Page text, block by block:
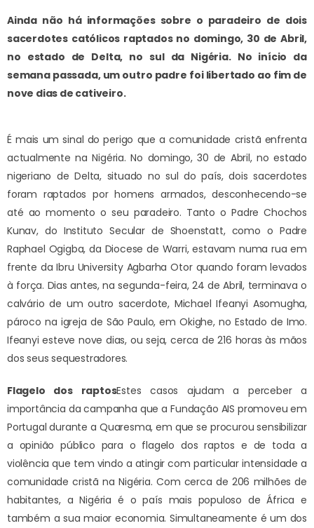
Ainda não há informações sobre o paradeiro de dois
sacerdotes católicos raptados no domingo, 30 de Abril,
no estado de Delta, no sul da Nigéria. No início da
semana passada, um outro padre foi libertado ao fim de
nove dias de cativeiro.
É mais um sinal do perigo que a comunidade cristã enfrenta
actualmente na Nigéria. No domingo, 30 de Abril, no estado
nigeriano de Delta, situado no sul do país, dois sacerdotes
foram raptados por homens armados, desconhecendo-se
até ao momento o seu paradeiro. Tanto o Padre Chochos
Kunav, do Instituto Secular de Shoenstatt, como o Padre
Raphael Ogigba, da Diocese de Warri, estavam numa rua em
frente da Ibru University Agbarha Otor quando foram levados
à força. Dias antes, na segunda-feira, 24 de Abril, terminava o
calvário de um outro sacerdote, Michael Ifeanyi Asomugha,
pároco na igreja de São Paulo, em Okighe, no Estado de Imo.
Ifeanyi esteve nove dias, ou seja, cerca de 216 horas às mãos
dos seus sequestradores.
Flagelo dos raptosEstes casos ajudam a perceber a
importância da campanha que a Fundação AIS promoveu em
Portugal durante a Quaresma, em que se procurou sensibilizar
a opinião público para o flagelo dos raptos e de toda a
violência que tem vindo a atingir com particular intensidade a
comunidade cristã na Nigéria. Com cerca de 206 milhões de
habitantes, a Nigéria é o país mais populoso de África e
também a sua maior economia. Simultaneamente é um dos